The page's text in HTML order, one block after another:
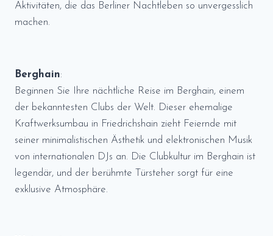
Aktivitäten, die das Berliner Nachtleben so unvergesslich
machen.
Berghain:
Beginnen Sie Ihre nächtliche Reise im Berghain, einem
der bekanntesten Clubs der Welt. Dieser ehemalige
Kraftwerksumbau in Friedrichshain zieht Feiernde mit
seiner minimalistischen Ästhetik und elektronischen Musik
von internationalen DJs an. Die Clubkultur im Berghain ist
legendär, und der berühmte Türsteher sorgt für eine
exklusive Atmosphäre.